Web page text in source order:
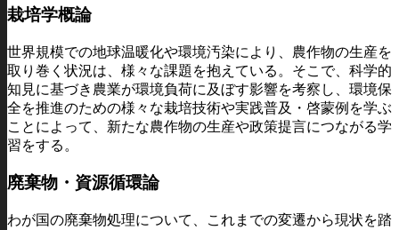
栽培学概論
世界規模での地球温暖化や環境汚染により、農作物の生産を
取り巻く状況は、様々な課題を抱えている。そこで、科学的
知見に基づき農業が環境負荷に及ぼす影響を考察し、環境保
全を推進のための様々な栽培技術や実践普及・啓蒙例を学ぶ
ことによって、新たな農作物の生産や政策提言につながる学
習をする。
廃棄物・資源循環論
わが国の廃棄物処理について、これまでの変遷から現状を踏